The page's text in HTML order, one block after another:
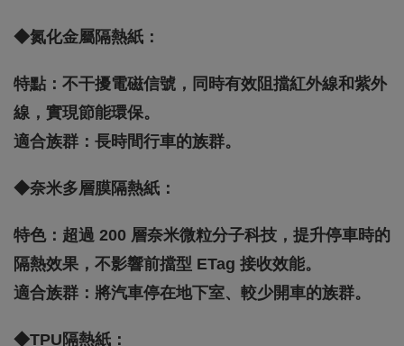
◆氮化金屬隔熱紙：
特點：不干擾電磁信號，同時有效阻擋紅外線和紫外
線，實現節能環保。
適合族群：長時間行車的族群。
◆奈米多層膜隔熱紙：
特色：超過 200 層奈米微粒分子科技，提升停車時的
隔熱效果，不影響前擋型 ETag 接收效能。
適合族群：將汽車停在地下室、較少開車的族群。
◆TPU隔熱紙：